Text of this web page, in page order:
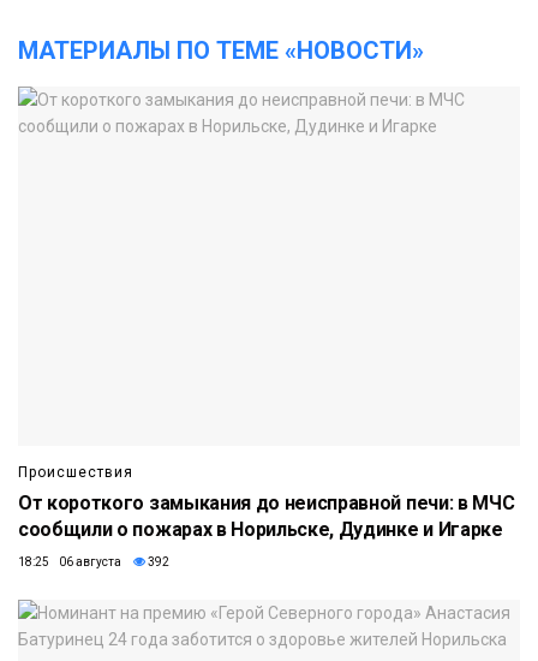
МАТЕРИАЛЫ ПО ТЕМЕ «НОВОСТИ»
Происшествия
От короткого замыкания до неисправной печи: в МЧС
сообщили о пожарах в Норильске, Дудинке и Игарке
18:25 06 августа 392